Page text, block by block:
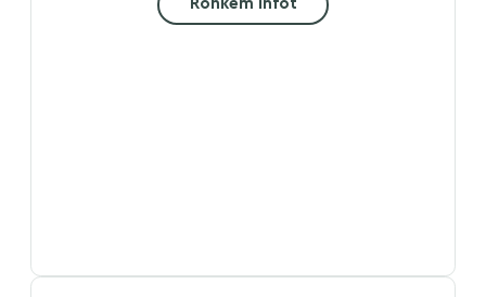
Rohkem infot